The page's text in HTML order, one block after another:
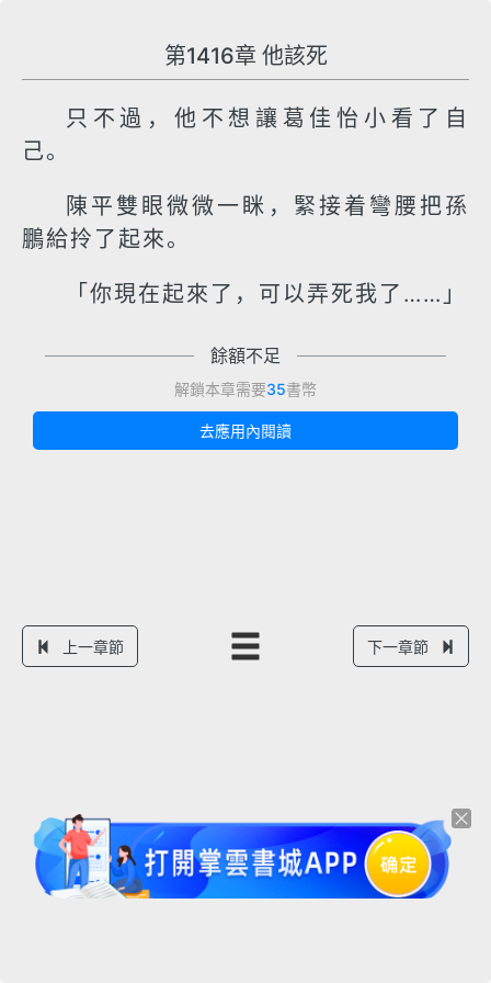
第1416章 他該死
只不過，他不想讓葛佳怡小看了自
己。
陳平雙眼微微一眯，緊接着彎腰把孫
鵬給拎了起來。
「你現在起來了，可以弄死我了……」
餘額不足
解鎖本章需要35書幣
去應用內閱讀
上一章節 下一章節